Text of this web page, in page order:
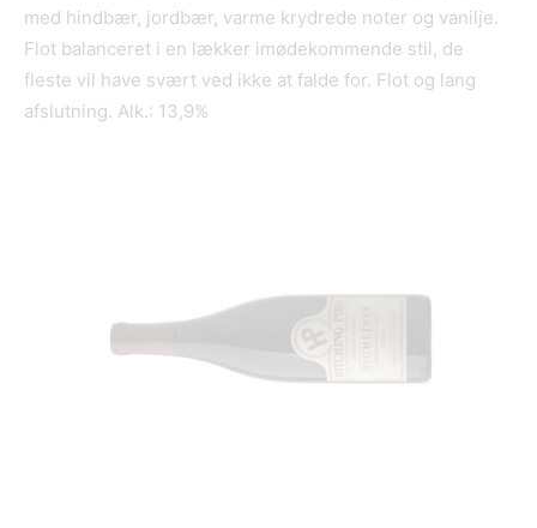
med hindbær, jordbær, varme krydrede noter og vanilje.
Flot balanceret i en lækker imødekommende stil, de
fleste vil have svært ved ikke at falde for. Flot og lang
afslutning. Alk.: 13,9%